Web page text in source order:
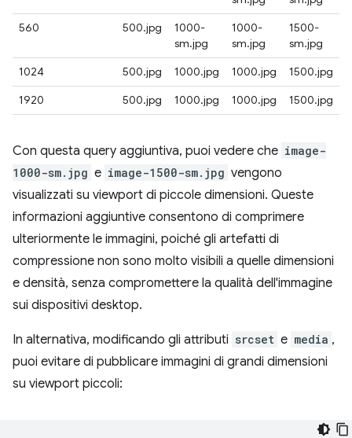
560
500.jpg
1000-
sm.jpg
1000-
sm.jpg
1500-
sm.jpg
1024
500.jpg 1000.jpg 1000.jpg
1500.jpg
1920
500.jpg 1000.jpg 1000.jpg 1500.jpg
Con questa query aggiuntiva, puoi vedere che image-
1000-sm.jpg e image-1500-sm.jpg vengono
visualizzati su viewport di piccole dimensioni. Queste
informazioni aggiuntive consentono di comprimere
ulteriormente le immagini, poiché gli artefatti di
compressione non sono molto visibili a quelle dimensioni
e densità, senza compromettere la qualità dell'immagine
sui dispositivi desktop.
In alternativa, modificando gli attributi srcset e media ,
puoi evitare di pubblicare immagini di grandi dimensioni
su viewport piccoli: